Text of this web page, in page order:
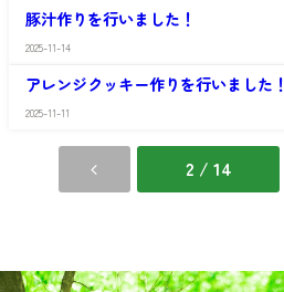
ち
館
の
家
き
ち
館
わ
や
か
の
家
き
豚汁作りを行いました！
2025-11-14
わ
や
か
アレンジクッキー作りを行いました！
2025-11-11
2 / 14